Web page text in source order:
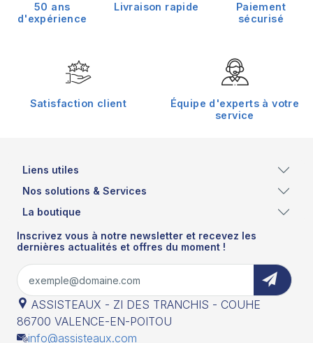
50 ans
d'expérience
Livraison rapide
Paiement
sécurisé
Satisfaction client
Équipe d'experts à votre
service
Liens utiles
Nos solutions & Services
La boutique
Inscrivez vous à notre newsletter et recevez les
dernières actualités et offres du moment !
ASSISTEAUX - ZI DES TRANCHIS - COUHE
86700 VALENCE-EN-POITOU
info@assisteaux.com